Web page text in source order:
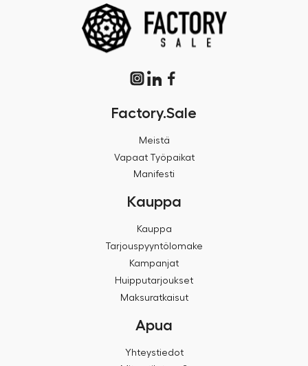
Factory.Sale
Meistä
Vapaat Työpaikat
Manifesti
Kauppa
Kauppa
Tarjouspyyntölomake
Kampanjat
Huipputarjoukset
Maksuratkaisut
Apua
Yhteystiedot